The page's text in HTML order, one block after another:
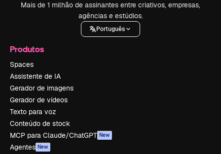
Mais de 1 milhão de assinantes entre criativos, empresas,
agências e estúdios.
Português
Produtos
Spaces
Assistente de IA
Gerador de imagens
Gerador de vídeos
Texto para voz
Conteúdo de stock
MCP para Claude/ChatGPT New
Agentes New